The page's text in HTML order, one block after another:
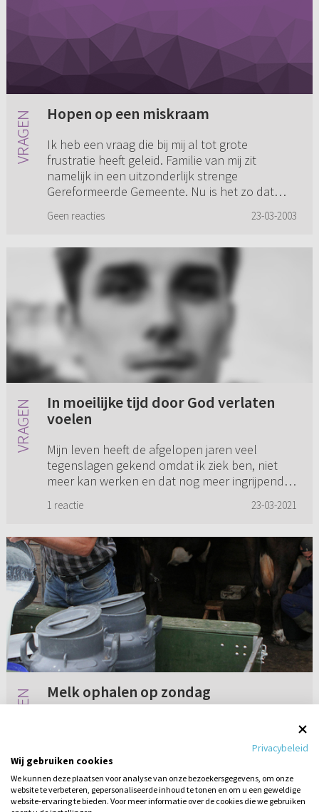
Hopen op een miskraam
Ik heb een vraag die bij mij al tot grote
frustratie heeft geleid. Familie van mij zit
namelijk in een uitzonderlijk strenge
Gereformeerde Gemeente. Nu is het zo dat
Geen reacties 23-03-2003
In moeilijke tijd door God verlaten
voelen
Mijn leven heeft de afgelopen jaren veel
tegenslagen gekend omdat ik ziek ben, niet
meer kan werken en dat nog meer ingrijpende
stressvol voor mij doorda...
1 reactie 23-03-2021
Melk ophalen op zondag
veertien dagen melk ophalen op zondag. Mag
ik daar aan meewerken?
Geen reacties 23-03-2018
Privacybeleid
Wij gebruiken cookies
We kunnen deze plaatsen voor analyse van onze bezoekersgegevens, om onze
website te verbeteren, gepersonaliseerde inhoud te tonen en om u een geweldige
website-ervaring te bieden. Voor meer informatie over de cookies die we gebruiken